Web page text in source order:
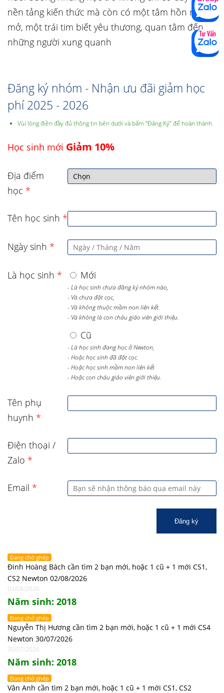
nền tảng kiến thức mà còn có một tâm hồn rộng
mở, một trái tim biết yêu thương, quan tâm đến
những người xung quanh
Đăng ký nhóm - Nhận ưu đãi giảm học
phí 2025 - 2026
Vùi lòng điền đầy đủ thông tin bên dưới và bấm “Đăng Ký” để hoàn thành.
Học sinh mới Giảm 10%
Địa điểm
học *
Tên học sinh *
Ngày sinh *
Là học sinh * Mới
- Là học sinh chưa đăng ký nhóm nào,
- Và chưa đặt cọc,
- Và không thuộc mầm non liên kết.
- Và không là con cháu giáo viên giới thiệu.
Cũ
- Là học sinh đang học ở Newton,
- Hoặc học sinh đã đặt cọc.
- Hoặc học sinh mầm non liên kết
- Hoặc con cháu giáo viên giới thiệu.
Tên phụ
huynh *
Điện thoại /
Zalo *
Email *
Đăng ký
Đang chờ ghép
Đinh Hoàng Bách cần tìm 2 bạn mới, hoặc 1 cũ + 1 mới CS1,
CS2 Newton 02/08/2026
03/08/2026
Năm sinh: 2018
Đang chờ ghép
Nguyễn Thị Hương cần tìm 2 bạn mới, hoặc 1 cũ + 1 mới CS4
Newton 30/07/2026
30/07/2026
Năm sinh: 2018
Đang chờ ghép
Vân Anh cần tìm 2 bạn mới, hoặc 1 cũ + 1 mới CS1, CS2